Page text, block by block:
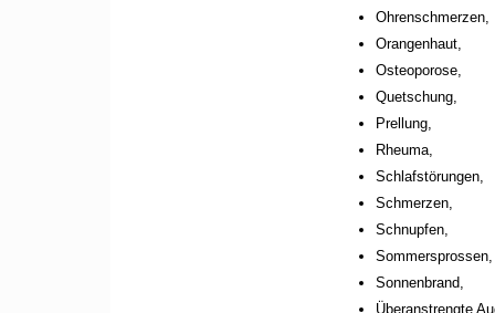
Ohrenschmerzen,
Orangenhaut,
Osteoporose,
Quetschung,
Prellung,
Rheuma,
Schlafstörungen,
Schmerzen,
Schnupfen,
Sommersprossen,
Sonnenbrand,
Überanstrengte